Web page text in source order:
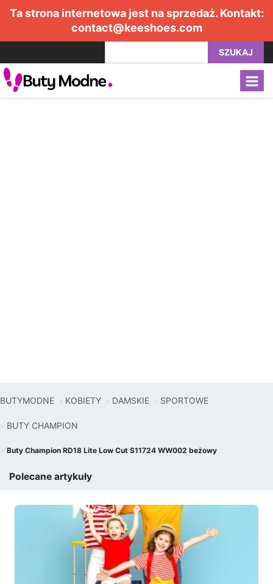
Ta strona internetowa jest na sprzedaż. Kontakt:
contact@keeshoes.com
SZUKAJ
BUTYMODNE KOBIETY DAMSKIE SPORTOWE
BUTY CHAMPION
Buty Champion RD18 Lite Low Cut S11724 WW002 beżowy
Polecane artykuły